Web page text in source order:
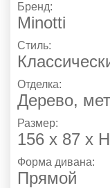
Бренд:
Minotti
Стиль:
Отделка:
Дерево,
Размер:
156 x 87 x
Форма дивана:
Прямой